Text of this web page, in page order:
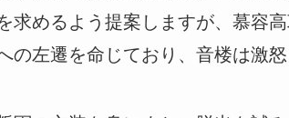
求めるよう提案しますが、慕容
の左遷を命じており、音楼は激怒